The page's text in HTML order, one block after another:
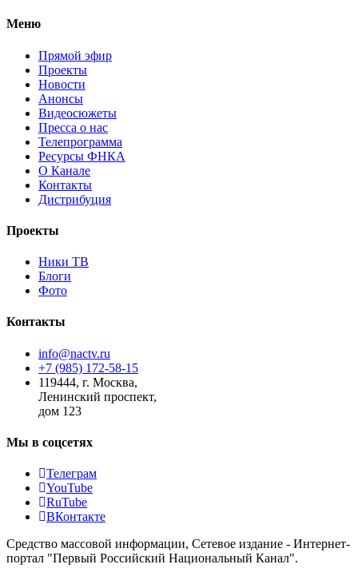
Меню
Прямой эфир
Проекты
Новости
Анонсы
Видеосюжеты
Пресса о нас
Телепрограмма
Ресурсы ФНКА
О Канале
Контакты
Дистрибуция
Проекты
Ники ТВ
Блоги
Фото
Контакты
info@nactv.ru
+7 (985) 172-58-15
119444, г. Москва,
Ленинский проспект,
дом 123
Мы в соцсетях
Телеграм
YouTube
RuTube
ВКонтакте
Средство массовой информации, Сетевое издание - Интернет-
портал "Первый Российский Национальный Канал".